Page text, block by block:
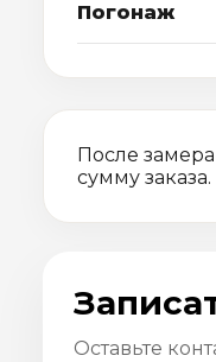
Погонаж
После
сумму заказа.
Оставьте